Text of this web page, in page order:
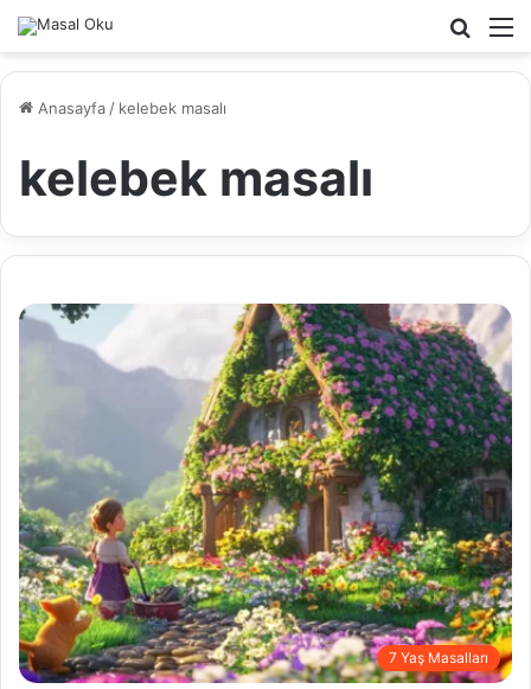
Arama
Anasayfa / kelebek masalı
kelebek masalı
7 Yaş Masalları